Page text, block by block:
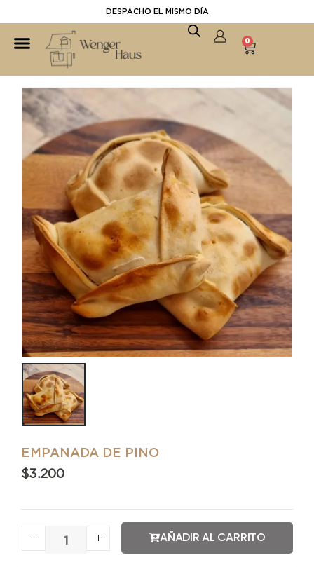
DESPACHO EL MISMO DÍA
0
EMPANADA DE PINO
$3.200
AÑADIR AL CARRITO